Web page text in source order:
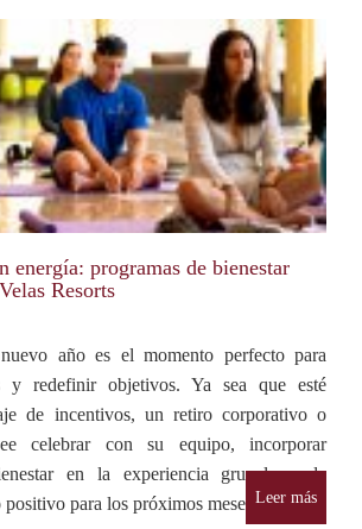
energía: programas de bienestar
Resorts
año es el momento perfecto para
y redefinir objetivos. Ya sea que esté
de incentivos, un retiro corporativo o
celebrar con su equipo, incorporar
en la experiencia grupal puede
positivo para los próximos meses.Leer más